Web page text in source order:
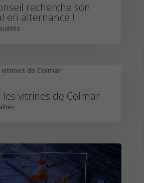
recherche son
en alternance !
les vitrines de Colmar